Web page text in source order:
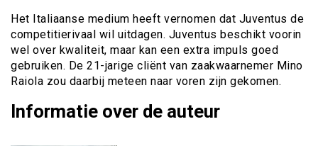
Het Italiaanse medium heeft vernomen dat Juventus de
competitierivaal wil uitdagen. Juventus beschikt voorin
wel over kwaliteit, maar kan een extra impuls goed
gebruiken. De 21-jarige cliënt van zaakwaarnemer Mino
Raiola zou daarbij meteen naar voren zijn gekomen.
Informatie over de auteur